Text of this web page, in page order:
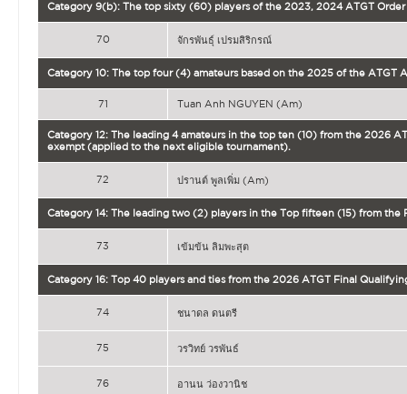
Category 9(b): The top sixty (60) players of the 2023, 2024 ATGT
70 จักรพันธุ์ เปรมสิริกรณ์
Category 10: The top four (4) amateurs based on the 2025 of the ATGT
71 Tuan Anh NGUYEN (Am)
Category 12: The leading 4 amateurs in the top ten (10) from the 2026
exempt (applied to the next eligible tournament).
72 ปรานต์ พูลเพิ่ม (Am)
Category 14: The leading two (2) players in the Top fifteen (15) from the
73 เข้มข้น ลิมพะสุต
Category 16: Top 40 players and ties from the 2026 ATGT Final
74 ชนาดล ดนตรี
75 วรวิทย์ วรพันธ์
76 อานน ว่องวานิช